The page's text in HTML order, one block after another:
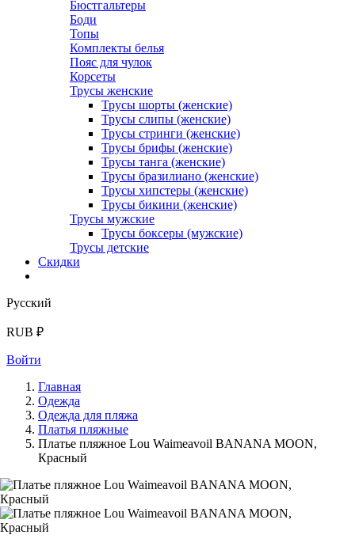
Бюстгальтеры
Боди
Топы
Комплекты белья
Пояс для чулок
Корсеты
Трусы женские
Трусы шорты (женские)
Трусы слипы (женские)
Трусы стринги (женские)
Трусы брифы (женские)
Трусы танга (женские)
Трусы бразилиано (женские)
Трусы хипстеры (женские)
Трусы бикини (женские)
Трусы мужские
Трусы боксеры (мужские)
Трусы детские
Скидки
Русский
RUB ₽
Войти
Главная
Одежда
Одежда для пляжа
Платья пляжные
Платье пляжное Lou Waimeavoil BANANA MOON,
Красный